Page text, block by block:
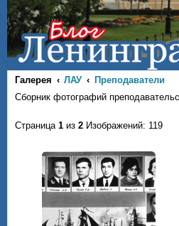
Галерея ЛАУ
Преподаватели
Сборник фотографий
Страница 1 из 2 Изображений: 119